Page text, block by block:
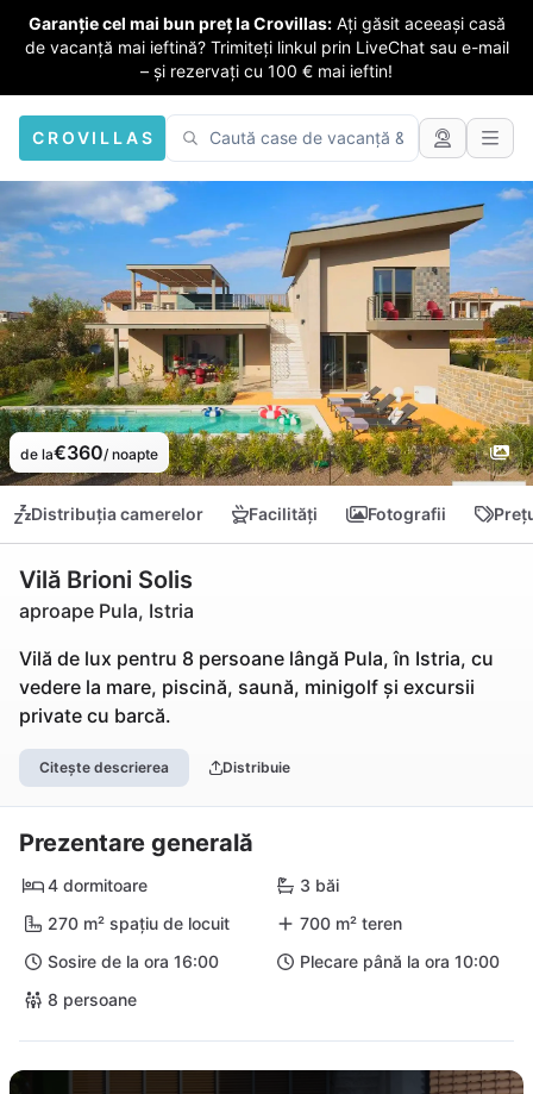
Garanție cel mai bun preț la Crovillas: Ați găsit aceeași casă
de vacanță mai ieftină? Trimiteți linkul prin LiveChat sau e-mail
– și rezervați cu 100 € mai ieftin!
CROVILLAS
de la€360/ noapte
Distribuția camerelor Facilități Fotografii
Vilă Brioni Solis
aproape Pula, Istria
Vilă de lux pentru 8 persoane lângă Pula, în Istria, cu
vedere la mare, piscină, saună, minigolf și excursii
private cu barcă.
Citește descrierea Distribuie
Prezentare generală
4 dormitoare
3 băi
270 m² spațiu de locuit
700 m² teren
Sosire de la ora 16:00
Plecare până la ora 10:00
8 persoane